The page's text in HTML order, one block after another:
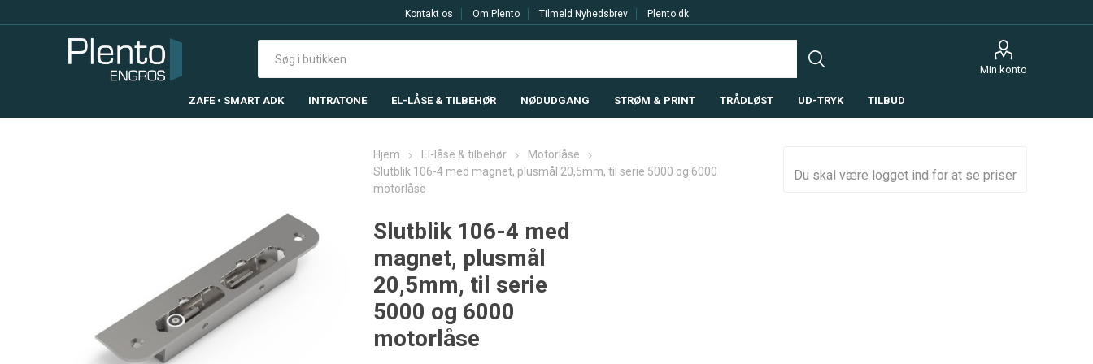
Kontakt os Om Plento Tilmeld Nyhedsbrev Plento.dk
Min konto
ZAFE • SMART ADK INTRATONE EL-LÅSE & TILBEHØR NØDUDGANG STRØM & PRINT TRÅDLØST UD-TRYK TILBUD
Hjem El-låse & tilbehør
Motorlåse
Slutblik 106-4 med magnet, plusmål 20,5mm, til serie 5000 og 6000
motorlåse
Slutblik 106-4 med
magnet, plusmål
20,5mm, til serie
5000 og 6000
motorlåse
Du skal være logget ind for at se priser